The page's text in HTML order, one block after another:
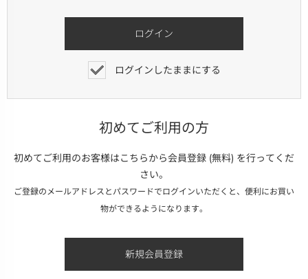
ログインしたままにする
初めてご利用の方
初めてご利用のお客様はこちらから会員登録 (無料) を行ってくだ
さい。
ご登録のメールアドレスとパスワードでログインいただくと、便利にお買い
物ができるようになります。